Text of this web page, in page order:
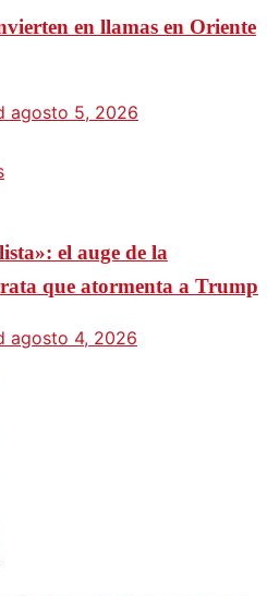
en llamas en Oriente
agosto 5, 2026
el auge de la
que atormenta a Trump
agosto 4, 2026